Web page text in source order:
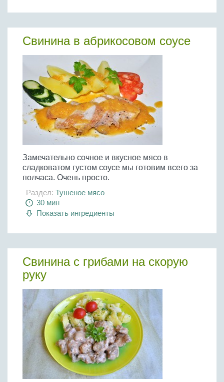
Свинина в абрикосовом соусе
Замечательно сочное и вкусное мясо в
сладковатом густом соусе мы готовим всего за
полчаса. Очень просто.
Раздел: Тушеное мясо
30 мин
Показать ингредиенты
Свинина с грибами на скорую
руку